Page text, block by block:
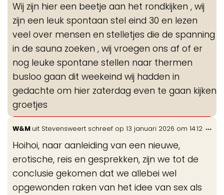
Wij zijn hier een beetje aan het rondkijken , wij
zijn een leuk spontaan stel eind 30 en lezen
veel over mensen en stelletjes die de spanning
in de sauna zoeken , wij vroegen ons af of er
nog leuke spontane stellen naar thermen
busloo gaan dit weekeind wij hadden in
gedachte om hier zaterdag even te gaan kijken
groetjes
W&M uit Stevensweert schreef op 13 januari 2026 om 14:12
Hoihoi, naar aanleiding van een nieuwe,
erotische, reis en gesprekken, zijn we tot de
conclusie gekomen dat we allebei wel
opgewonden raken van het idee van sex als
...